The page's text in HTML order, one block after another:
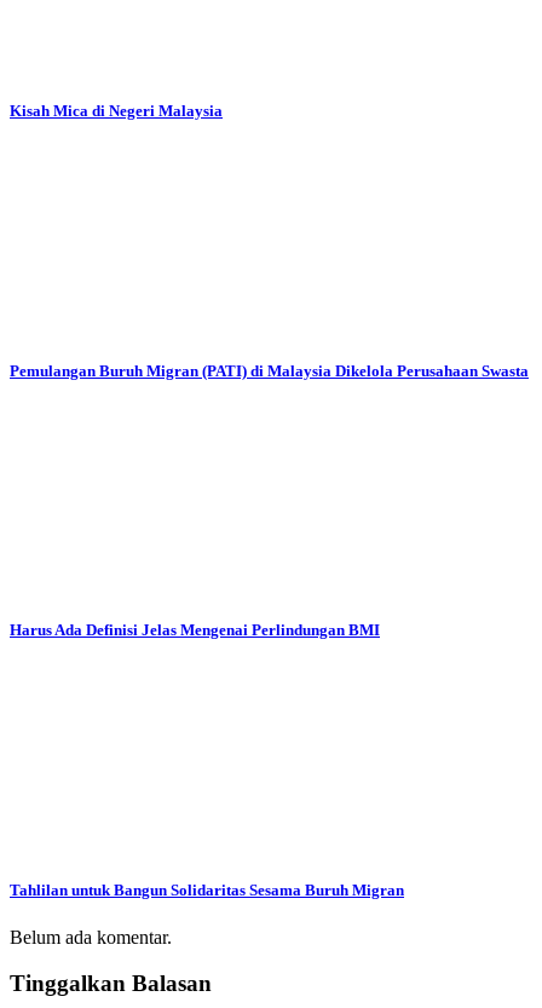
Kisah Mica di Negeri Malaysia
Pemulangan Buruh Migran (PATI) di Malaysia Dikelola Perusahaan Swasta
Harus Ada Definisi Jelas Mengenai Perlindungan BMI
Tahlilan untuk Bangun Solidaritas Sesama Buruh Migran
Belum ada komentar.
Tinggalkan Balasan